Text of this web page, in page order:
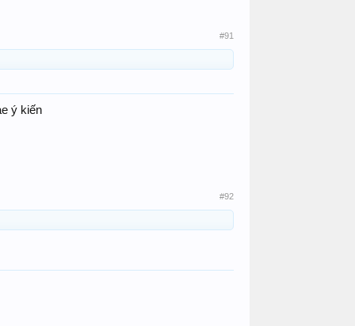
#91
ý kiến
#92